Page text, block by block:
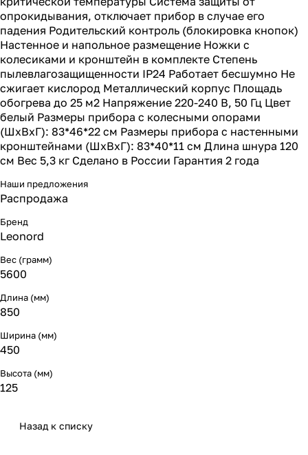
опрокидывания, отключает прибор в случае его
падения Родительский контроль (блокировка кнопок)
Настенное и напольное размещение Ножки с
колесиками и кронштейн в комплекте Степень
пылевлагозащищенности IP24 Работает бесшумно Не
сжигает кислород Металлический корпус Площадь
обогрева до 25 м2 Напряжение 220-240 В, 50 Гц Цвет
белый Размеры прибора с колесными опорами
(ШхВхГ): 83*46*22 см Размеры прибора с настенными
кронштейнами (ШхВхГ): 83*40*11 см Длина шнура 120
см Вес 5,3 кг Сделано в России Гарантия 2 года
Наши предложения
Распродажа
Бренд
Leonord
Вес (грамм)
5600
Длина (мм)
850
Ширина (мм)
450
Высота (мм)
125
Назад к списку